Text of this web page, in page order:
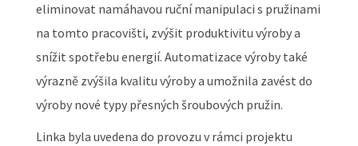
eliminovat namáhavou ruční manipulaci s pružinami
na tomto pracovišti, zvýšit produktivitu výroby a
snížit spotřebu energií. Automatizace výroby také
výrazně zvýšila kvalitu výroby a umožnila zavést do
výroby nové typy přesných šroubových pružin.
Linka byla uvedena do provozu v rámci projektu